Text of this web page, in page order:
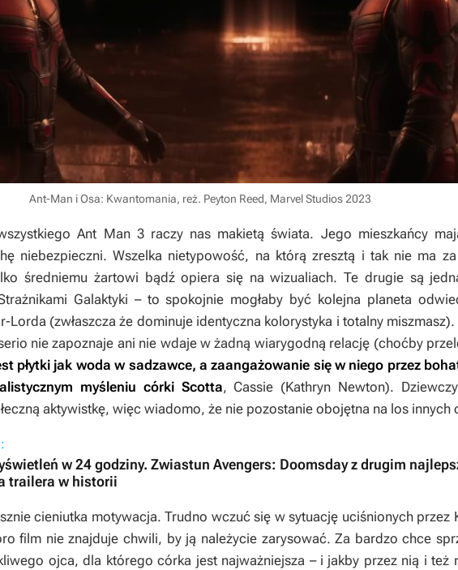
Ant-Man i Osa: Kwantomania, reż. Peyton Reed, Marvel Studios 2023
Ant Man 3raczy nas makietą świata. Jego mieszkańcy
niebezpieczni. Wszelka nietypowość, na którą zresztą i tak nie ma
średniemu żartowi bądź opiera się na wizualiach. Te drugie są
Galaktyki – to spokojnie mogłaby być kolejna planeta
Lorda (zwłaszcza że dominuje identyczna kolorystyka i totalny
nie zapoznaje ani nie wdaje w żadną wiarygodną relację (choćby
płytki jak woda w sadzawce, a zaangażowanie się w niego przez
myśleniu córki Scotta, Cassie (Kathryn Newton).
aktywistkę, więc wiadomo, że nie pozostanie obojętna na los innych
w 24 godziny. Zwiastun Avengers: Doomsday z drugim
trailera w historii
cieniutka motywacja. Trudno wczuć się w sytuację uciśnionych przez
film nie znajduje chwili, by ją należycie zarysować. Za bardzo chce
ojca, dla którego córka jest najważniejsza – i jakby przez nią i też